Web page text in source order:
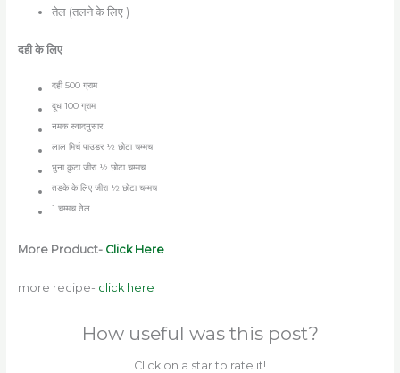
तेल (तलने के लिए )
दही के लिए
दही500 ग्राम
दूध 100 ग्राम
नमक स्वादनुसार
लाल मिर्च पाउडर ½ छोटा चम्मच
भुना कुटा जीरा ½ छोटा चम्मच
तडके के लिए जीरा ½ छोटा चम्मच
1 चम्मच तेल
More Product- Click Here
more recipe- click here
How useful was this post?
Click on a star to rate it!